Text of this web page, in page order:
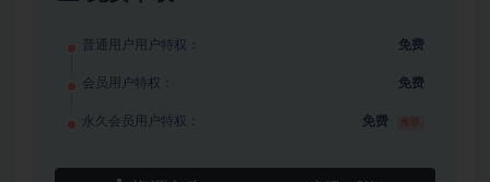
普通用户用户特权： 免费
会员用户特权： 免费
永久会员用户特权： 免费